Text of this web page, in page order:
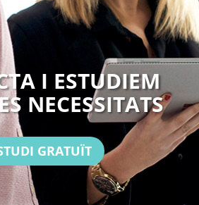
I ESTUDIEM
NECESSITATS
GRATUÏT